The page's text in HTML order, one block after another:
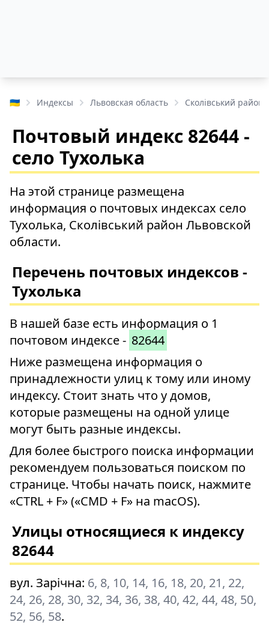
🇺🇦 Индексы Львовская область Сколівський район
Почтовый индекс 82644 -
село Тухолька
На этой странице размещена
информация о почтовых индексах село
Тухолька, Сколівський район Львовской
области.
Перечень почтовых индексов -
Тухолька
В нашей базе есть информация о 1
почтовом индексе - 82644
Ниже размещена информация о
принадлежности улиц к тому или иному
индексу. Стоит знать что у домов,
которые размещены на одной улице
могут быть разные индексы.
Для более быстрого поиска информации
рекомендуем пользоваться поиском по
странице. Чтобы начать поиск, нажмите
«CTRL + F» («CMD + F» на macOS).
Улицы относящиеся к индексу
82644
вул. Зарічна: 6, 8, 10, 14, 16, 18, 20, 21, 22,
24, 26, 28, 30, 32, 34, 36, 38, 40, 42, 44, 48, 50,
52, 56, 58.